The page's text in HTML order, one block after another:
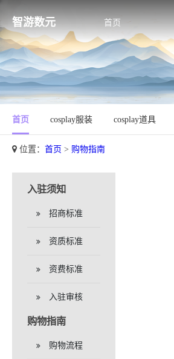
智游数元 首页
首页 cosplay服装 cosplay道具
位置： 首页 > 购物指南
入驻须知
招商标准
资质标准
资费标准
入驻审核
购物指南
购物流程